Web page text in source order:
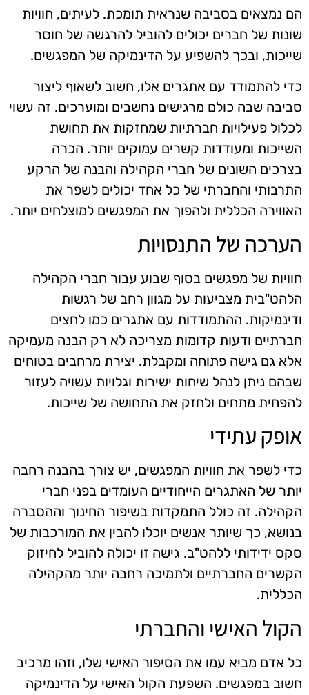
הם נמצאים בסביבה שנראית תומכת. לעיתים, חוויות
שונות של חברים יכולים להוביל להרגשה של חוסר
שייכות, ובכך להשפיע על הדינמיקה של המפגשים.
כדי להתמודד עם אתגרים אלו, חשוב לשאוף ליצור
סביבה שבה כולם מרגישים נחשבים ומוערכים. זה עשוי
לכלול פעילויות חברתיות שמחזקות את תחושת
השייכות ומעודדות קשרים עמוקים יותר. הכרה
בצרכים השונים של חברי הקהילה והבנה של הרקע
התרבותי והחברתי של כל אחד יכולים לשפר את
האווירה הכללית ולהפוך את המפגשים למוצלחים יותר.
הערכה של התנסויות
חוויות של מפגשים בסוף שבוע עבור חברי הקהילה
הלהט"בית מצביעות על מגוון רחב של רגשות
ודינמיקות. ההתמודדות עם אתגרים כמו לחצים
חברתיים ודעות קדומות מצריכה לא רק הבנה מעמיקה
אלא גם גישה פתוחה ומקבלת. יצירת מרחבים בטוחים
שבהם ניתן לנהל שיחות ישירות וגלויות עשויה לעזור
להפחית מתחים ולחזק את התחושה של שייכות.
אופק עתידי
כדי לשפר את חוויות המפגשים, יש צורך בהבנה רחבה
יותר של האתגרים הייחודיים העומדים בפני חברי
הקהילה. זה כולל התמקדות בשיפור החינוך וההסברה
בנושא, כך שיותר אנשים יוכלו להבין את המורכבות של
סקס ידידותי ללהט"ב. גישה זו יכולה להוביל לחיזוק
הקשרים החברתיים ולתמיכה רחבה יותר מהקהילה
הכללית.
הקול האישי והחברתי
כל אדם מביא עמו את הסיפור האישי שלו, וזהו מרכיב
חשוב במפגשים. השפעת הקול האישי על הדינמיקה